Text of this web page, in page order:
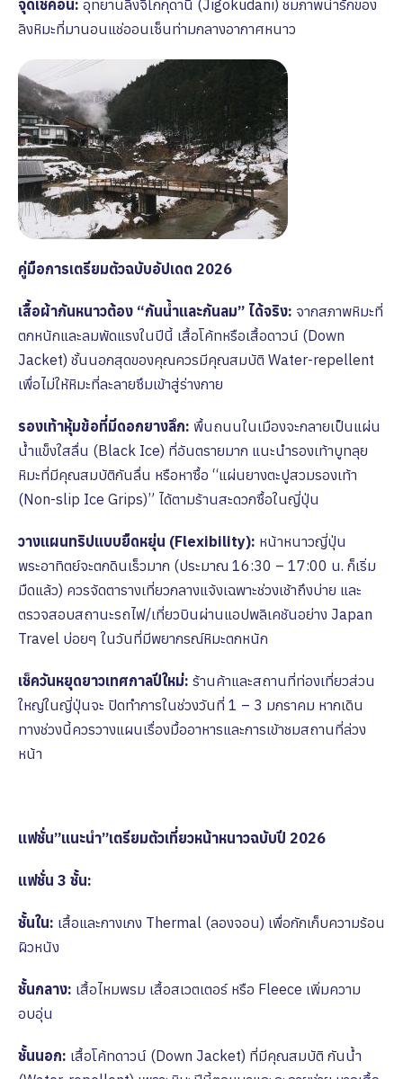
จุดเช็คอิน: อุทยานลิงจิโกกุดานิ (Jigokudani) ชมภาพน่ารักของ
ลิงหิมะที่มานอนแช่ออนเซ็นท่ามกลางอากาศหนาว
คู่มือการเตรียมตัวฉบับอัปเดต 2026
เสื้อผ้ากันหนาวต้อง “กันน้ำและกันลม” ได้จริง: จากสภาพหิมะที่
ตกหนักและลมพัดแรงในปีนี้ เสื้อโค้ทหรือเสื้อดาวน์ (Down
Jacket) ชั้นนอกสุดของคุณควรมีคุณสมบัติ Water-repellent
เพื่อไม่ให้หิมะที่ละลายซึมเข้าสู่ร่างกาย
รองเท้าหุ้มข้อที่มีดอกยางลึก: พื้นถนนในเมืองจะกลายเป็นแผ่น
น้ำแข็งใสลื่น (Black Ice) ที่อันตรายมาก แนะนำรองเท้าบูทลุย
หิมะที่มีคุณสมบัติกันลื่น หรือหาซื้อ “แผ่นยางตะปูสวมรองเท้า
(Non-slip Ice Grips)” ได้ตามร้านสะดวกซื้อในญี่ปุ่น
วางแผนทริปแบบยืดหยุ่น (Flexibility): หน้าหนาวญี่ปุ่น
พระอาทิตย์จะตกดินเร็วมาก (ประมาณ 16:30 – 17:00 น. ก็เริ่ม
มืดแล้ว) ควรจัดตารางเที่ยวกลางแจ้งเฉพาะช่วงเช้าถึงบ่าย และ
ตรวจสอบสถานะรถไฟ/เที่ยวบินผ่านแอปพลิเคชันอย่าง Japan
Travel บ่อยๆ ในวันที่มีพยากรณ์หิมะตกหนัก
เช็ควันหยุดยาวเทศกาลปีใหม่: ร้านค้าและสถานที่ท่องเที่ยวส่วน
ใหญ่ในญี่ปุ่นจะ ปิดทำการในช่วงวันที่ 1 – 3 มกราคม หากเดิน
ทางช่วงนี้ควรวางแผนเรื่องมื้ออาหารและการเข้าชมสถานที่ล่วง
หน้า
แฟชั่น”แนะนำ”เตรียมตัวเที่ยวหน้าหนาวฉบับปี 2026
แฟชั่น 3 ชั้น:
ชั้นใน: เสื้อและกางเกง Thermal (ลองจอน) เพื่อกักเก็บความร้อน
ผิวหนัง
ชั้นกลาง: เสื้อไหมพรม เสื้อสเวตเตอร์ หรือ Fleece เพิ่มความ
อบอุ่น
ชั้นนอก: เสื้อโค้ทดาวน์ (Down Jacket) ที่มีคุณสมบัติ กันน้ำ